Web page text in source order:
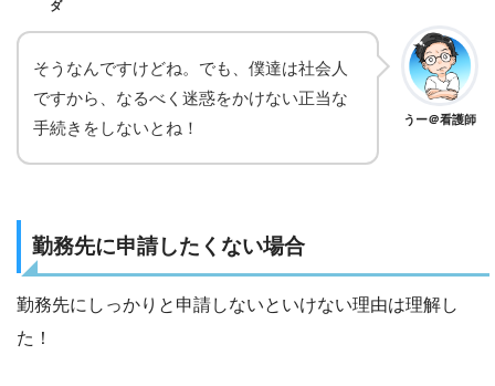
ダ
うー＠看護師
そうなんですけどね。でも、僕達は社会人
ですから、なるべく迷惑をかけない正当な
手続きをしないとね！
勤務先に申請したくない場合
勤務先にしっかりと申請しないといけない理由は理解し
た！